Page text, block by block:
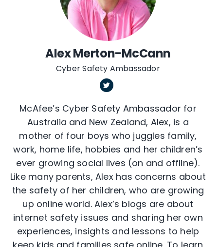
Alex Merton-McCann
Cyber Safety Ambassador
McAfee’s Cyber Safety Ambassador for
Australia and New Zealand, Alex, is a
mother of four boys who juggles family,
work, home life, hobbies and her children’s
ever growing social lives (on and offline).
Like many parents, Alex has concerns about
the safety of her children, who are growing
up online world. Alex’s blogs are about
internet safety issues and sharing her own
experiences, insights and lessons to help